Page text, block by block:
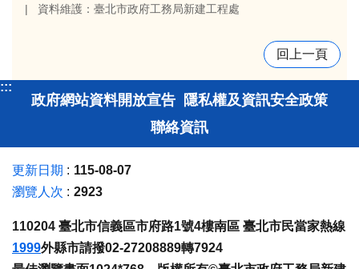
資料維護：臺北市政府工務局新建工程處
回上一頁
:::
政府網站資料開放宣告 隱私權及資訊安全政策
聯絡資訊
更新日期
115-08-07
瀏覽人次
2923
110204 臺北市信義區市府路1號4樓南區 臺北市民當家熱線
1999外縣市請撥02-27208889轉7924